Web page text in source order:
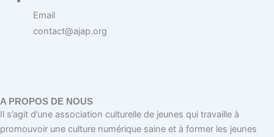
Email
contact@ajap.org
A PROPOS DE NOUS
Il s’agit d’une association culturelle de jeunes qui travaille à
promouvoir une culture numérique saine et à former les jeunes